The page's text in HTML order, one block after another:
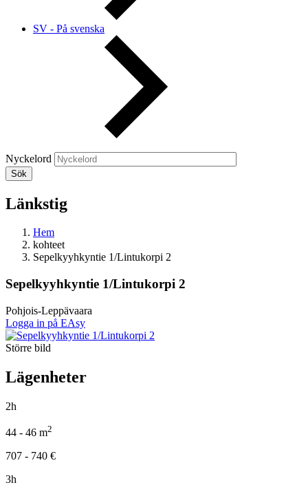
SV - På svenska
Nyckelord
Länkstig
Hem
kohteet
Sepelkyyhkyntie 1/Lintukorpi 2
Sepelkyyhkyntie 1/Lintukorpi 2
Pohjois-Leppävaara
Logga in på EAsy
Större bild
Lägenheter
2h
44 - 46 m2
707 - 740 €
3h